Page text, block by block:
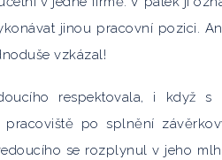
jinou pracovní pozici.
vzkázal!
respektovala, i když s
po splnění
se rozplynul v jeho